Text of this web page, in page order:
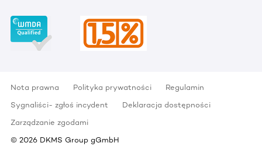
Nota prawna Polityka prywatności
Regulamin
Sygnaliści- zgłoś incydent
Deklaracja dostępności
Zarządzanie zgodami
© 2026 DKMS Group gGmbH